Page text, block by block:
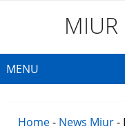
MIUR
MENU
Home- News Miur-